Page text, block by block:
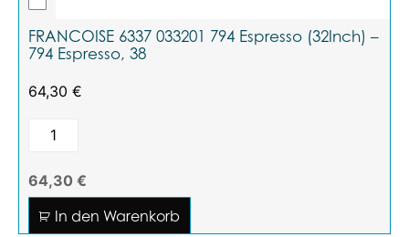
FRANCOISE 6337 033201 794 Espresso (32Inch) –
794 Espresso, 38
64,30 €
64,30 €
In den Warenkorb